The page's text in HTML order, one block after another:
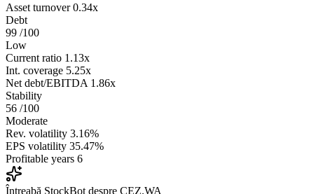
Asset turnover 0.34x
Debt
99 /100
Low
Current ratio 1.13x
Int. coverage 5.25x
Net debt/EBITDA 1.86x
Stability
56 /100
Moderate
Rev. volatility 3.16%
EPS volatility 35.47%
Profitable years 6
Întreabă StockBot despre CEZ.WA